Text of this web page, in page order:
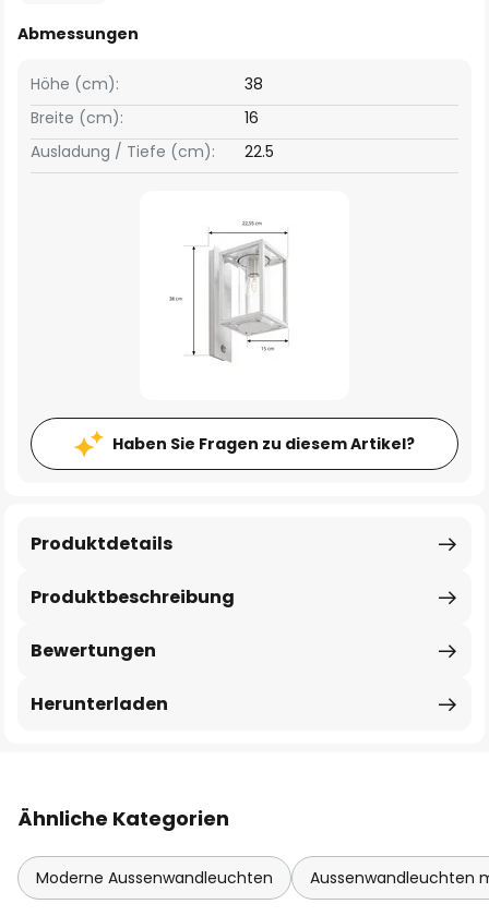
Abmessungen
Breite (cm): 16
Höhe (cm): 38
Ausladung / Tiefe (cm): 22.5
Haben Sie Fragen zu diesem Artikel?
Produktbeschreibung
Produktdetails
Bewertungen
Herunterladen
Ähnliche Kategorien
Moderne Aussenwandleuchten Aussenwandleuchten